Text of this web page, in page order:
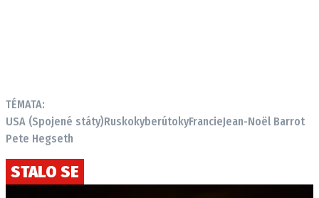
TÉMATA:
USA (Spojené státy)RuskokyberútokyFrancieJean-Noël Barrot
Pete Hegseth
STALO SE